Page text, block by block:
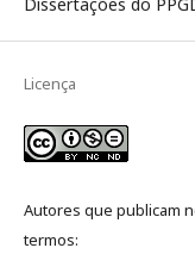
Dissertações do
Licença
Autores que publicam
termos: